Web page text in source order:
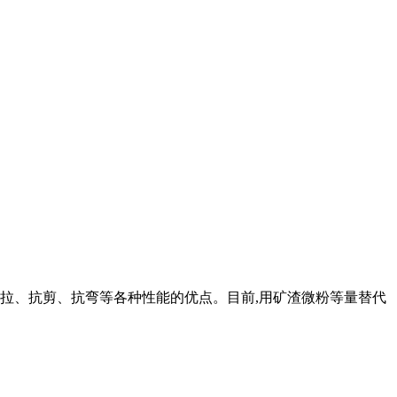
、抗剪、抗弯等各种性能的优点。目前,用矿渣微粉等量替代